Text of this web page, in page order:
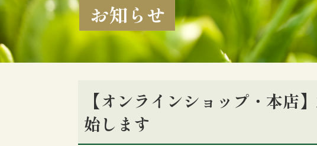
お知らせ
【オンラインショップ・本店
始します